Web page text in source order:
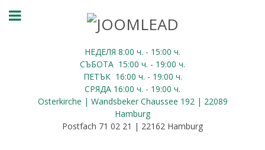
НЕДЕЛЯ 8:00 ч. - 15:00 ч.
СЪБОТА 15:00 ч. - 19:00 ч.
ПЕТЪК 16:00 ч. - 19:00 ч.
СРЯДА 16:00 ч. - 19:00 ч.
Osterkirche | Wandsbeker Chaussee 192 | 22089
Hamburg
Postfach 71 02 21 | 22162 Hamburg